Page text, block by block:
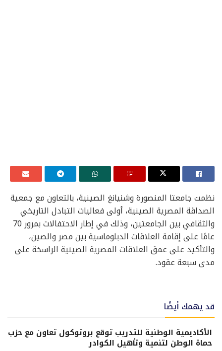
نظمت جامعتا المنصورة وشنيانغ الصينية، بالتعاون مع جمعية
الصداقة المصرية الصينية، أولى فعاليات التبادل التاريخي
والثقافي بين الجامعتين، وذلك في إطار الاحتفالات بمرور 70
عامًا على إقامة العلاقات الدبلوماسية بين مصر والصين،
والتأكيد على عمق العلاقات المصرية الصينية الراسخة على
مدى سبعة عقود.
قد يهمك أيضًا
الأكاديمية الوطنية للتدريب توقع بروتوكول تعاون مع حزب
حماة الوطن لتنمية وتأهيل الكوادر